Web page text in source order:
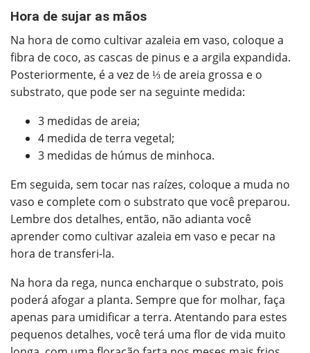
Hora de sujar as mãos
Na hora de como cultivar azaleia em vaso, coloque a
fibra de coco, as cascas de pinus e a argila expandida.
Posteriormente, é a vez de ⅓ de areia grossa e o
substrato, que pode ser na seguinte medida:
3 medidas de areia;
4 medida de terra vegetal;
3 medidas de húmus de minhoca.
Em seguida, sem tocar nas raízes, coloque a muda no
vaso e complete com o substrato que você preparou.
Lembre dos detalhes, então, não adianta você
aprender como cultivar azaleia em vaso e pecar na
hora de transferi-la.
Na hora da rega, nunca encharque o substrato, pois
poderá afogar a planta. Sempre que for molhar, faça
apenas para umidificar a terra. Atentando para estes
pequenos detalhes, você terá uma flor de vida muito